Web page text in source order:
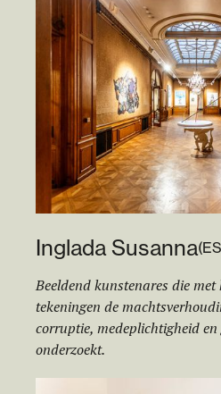
Inglada Susanna(ES
Beeldend kunstenares die
tekeningen de
corruptie, medeplichtigheid
onderzoekt.